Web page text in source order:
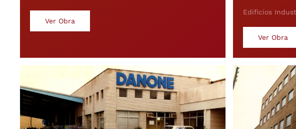
Ver Obra
Edificios
Ver Obra